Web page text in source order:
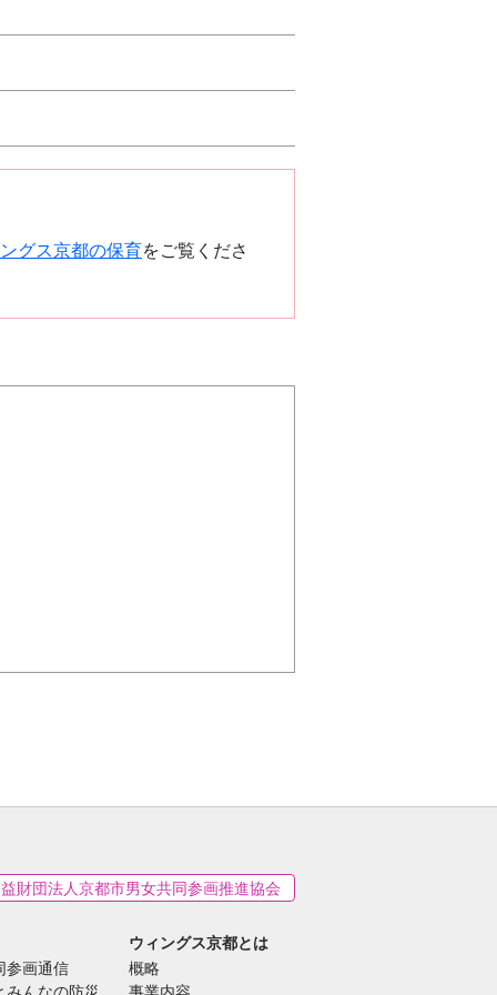
グス京都の保育をご覧くださ
財団法人京都市男女共同参画推進協会
参画通信
みんなの防災
ウィングス京都とは
概略
事業内容